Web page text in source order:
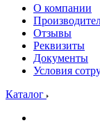
О компании
Отзывы
Реквизиты
Документы
Условия
Каталог